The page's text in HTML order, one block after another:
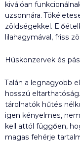
kiválóan
uzsonnára.
zöldségekkel.
lilahagymával, friss
Húskonzervek és
Talán a legnagyobb
hosszú
tárolhatók hűtés
igen kényelmes,
kell attól függően,
magas fehérje